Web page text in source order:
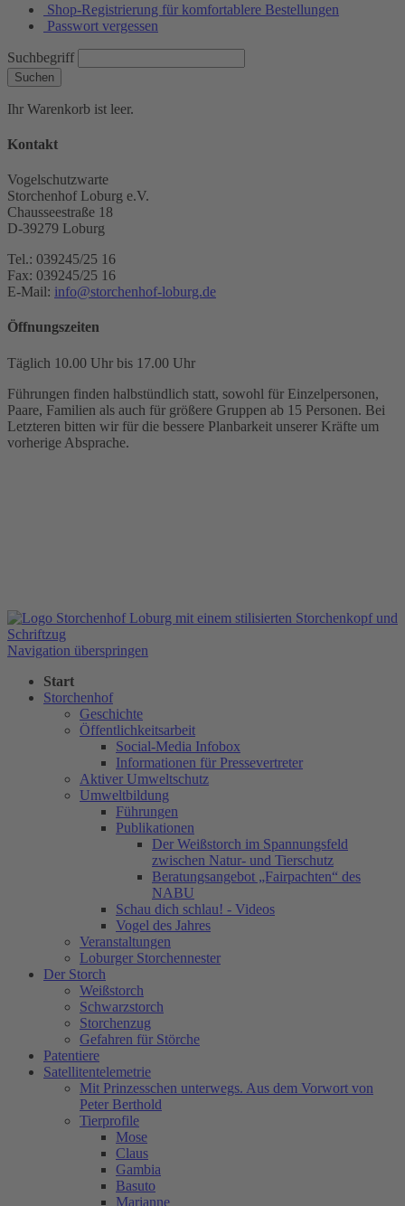
Shop-Registrierung für komfortablere Bestellungen
Passwort vergessen
Suchbegriff
Suchen
Ihr Warenkorb ist leer.
Kontakt
Vogelschutzwarte
Storchenhof Loburg e.V.
Chausseestraße 18
D-39279 Loburg
Tel.: 039245/25 16
Fax: 039245/25 16
E-Mail: info@storchenhof-loburg.de
Öffnungszeiten
Täglich 10.00 Uhr bis 17.00 Uhr
Führungen finden halbstündlich statt, sowohl für Einzelpersonen,
Paare, Familien als auch für größere Gruppen ab 15 Personen. Bei
Letzteren bitten wir für die bessere Planbarkeit unserer Kräfte um
vorherige Absprache.
Navigation überspringen
Start
Storchenhof
Geschichte
Öffentlichkeitsarbeit
Social-Media Infobox
Informationen für Pressevertreter
Aktiver Umweltschutz
Umweltbildung
Führungen
Publikationen
Der Weißstorch im Spannungsfeld
zwischen Natur- und Tierschutz
Beratungsangebot „Fairpachten“ des
NABU
Schau dich schlau! - Videos
Vogel des Jahres
Veranstaltungen
Loburger Storchennester
Der Storch
Weißstorch
Schwarzstorch
Storchenzug
Gefahren für Störche
Patentiere
Satellitentelemetrie
Mit Prinzesschen unterwegs. Aus dem Vorwort von
Peter Berthold
Tierprofile
Mose
Claus
Gambia
Basuto
Marianne